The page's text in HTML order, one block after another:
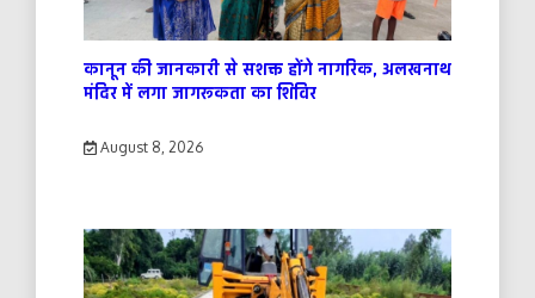
कानून की जानकारी से सशक्त होंगे नागरिक, अलखनाथ
मंदिर में लगा जागरूकता का शिविर
August 8, 2026